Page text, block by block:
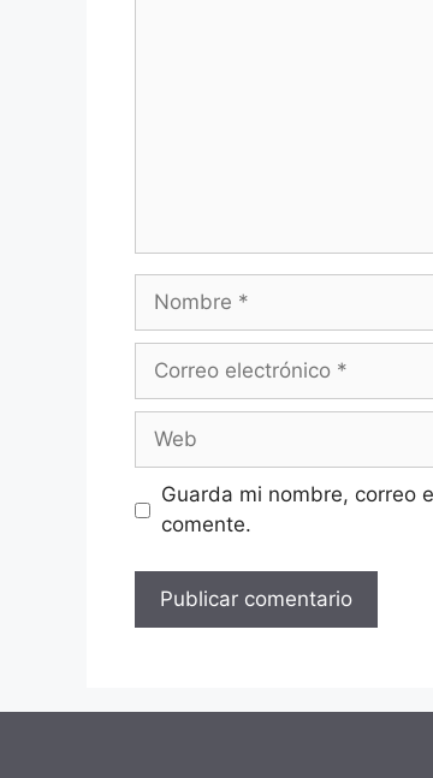
Nombre
Correo
Web
Guarda mi nombre, correo
comente.